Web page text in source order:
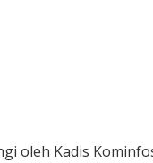
oleh Kadis